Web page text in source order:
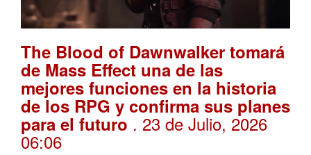
The Blood of Dawnwalker tomará
de Mass Effect una de las
mejores funciones en la historia
de los RPG y confirma sus planes
para el futuro . 23 de Julio, 2026
06:06